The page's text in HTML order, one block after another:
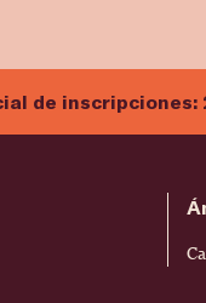
de inscripciones: